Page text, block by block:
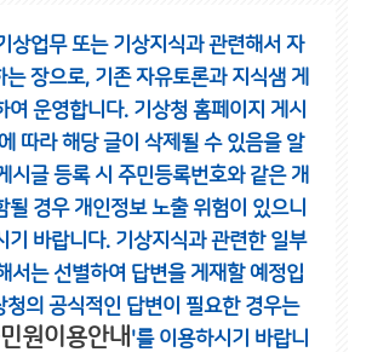
상업무 또는 기상지식과 관련해서 자
는 장으로, 기존 자유토론과 지식샘 게
여 운영합니다. 기상청 홈페이지 게시
따라 해당 글이 삭제될 수 있음을 알
시글 등록 시 주민등록번호와 같은 개
될 경우 개인정보 노출 위험이 있으니
기 바랍니다. 기상지식과 관련한 일부
서는 선별하여 답변을 게재할 예정입
의 공식적인 답변이 필요한 경우는
원이용안내 '를 이용하시기 바랍니